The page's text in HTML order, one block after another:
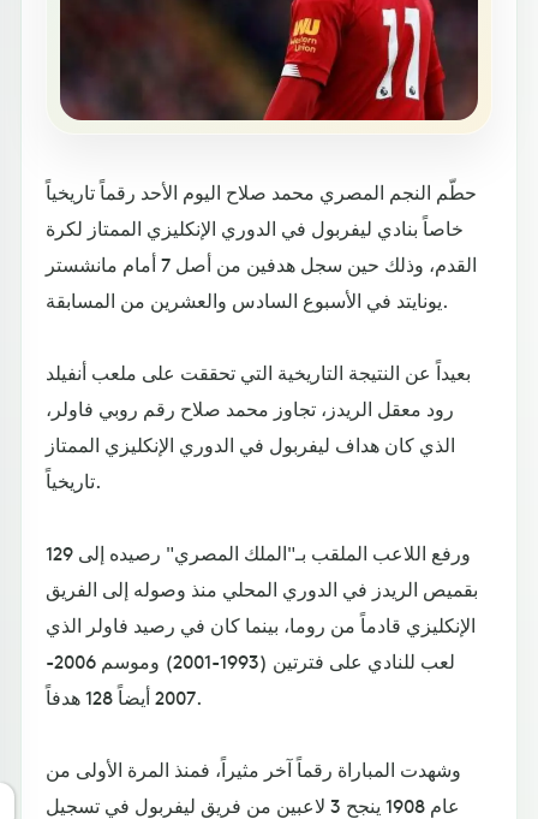
حطّم النجم المصري محمد صلاح اليوم الأحد رقماً تاريخياً
خاصاً بنادي ليفربول في الدوري الإنكليزي الممتاز لكرة
القدم، وذلك حين سجل هدفين من أصل 7 أمام مانشستر
يونايتد في الأسبوع السادس والعشرين من المسابقة.
بعيداً عن النتيجة التاريخية التي تحققت على ملعب أنفيلد
رود معقل الريدز، تجاوز محمد صلاح رقم روبي فاولر،
الذي كان هداف ليفربول في الدوري الإنكليزي الممتاز
تاريخياً.
ورفع اللاعب الملقب بـ"الملك المصري" رصيده إلى 129
بقميص الريدز في الدوري المحلي منذ وصوله إلى الفريق
الإنكليزي قادماً من روما، بينما كان في رصيد فاولر الذي
لعب للنادي على فترتين (1993-2001) وموسم 2006-
2007 أيضاً 128 هدفاً.
وشهدت المباراة رقماً آخر مثيراً، فمنذ المرة الأولى من
عام 1908 ينجح 3 لاعبين من فريق ليفربول في تسجيل